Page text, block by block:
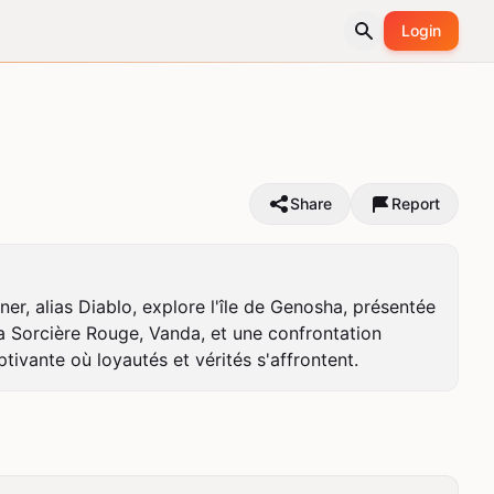
Login
Share Report
alias Diablo, explore l'île de Genosha, présentée
Rouge, Vanda, et une confrontation
où loyautés et vérités s'affrontent.